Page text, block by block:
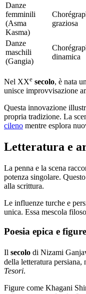
Danze
femminili
(Asma
Kasma)
graziosa
Danze
maschili
(Gangia)
dinamica
Nel XXe secolo, è nata
unisce improvvisazione
Questa innovazione
propria tradizione. La
cileno mentre esplora
Letteratura e
La penna e la scena
potenza singolare.
alla scrittura.
Le influenze turche e
unica. Essa mescola
Poesia epica e
Il secolo di Nizami
della letteratura persiana,
Tesori.
Figure come Khagani